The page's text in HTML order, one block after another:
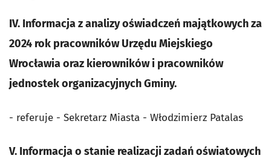
IV. Informacja z analizy oświadczeń majątkowych za
2024 rok pracowników Urzędu Miejskiego
Wrocławia oraz kierowników i pracowników
jednostek organizacyjnych Gminy.
- referuje - Sekretarz Miasta - Włodzimierz Patalas
V. Informacja o stanie realizacji zadań oświatowych